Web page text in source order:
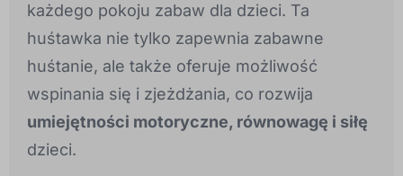
każdego pokoju zabaw dla dzieci. Ta
huśtawka nie tylko zapewnia zabawne
huśtanie, ale także oferuje możliwość
wspinania się i zjeżdżania, co rozwija
umiejętności motoryczne, równowagę i siłę
dzieci.